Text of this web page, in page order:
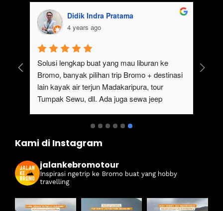
Didik Indra Pratama
4 years ago
Solusi lengkap buat yang mau liburan ke
Bromo, banyak pilihan trip Bromo + destinasi
lain kayak air terjun Madakaripura, tour
Tumpak Sewu, dll. Ada juga sewa jeep
Kami di Instagram
jalankebromotour
Inspirasi ngetrip ke Bromo buat yang hobby
travelling